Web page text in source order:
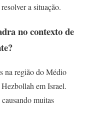
a situação.
no contexto de
na região do Médio
em Israel.
muitas